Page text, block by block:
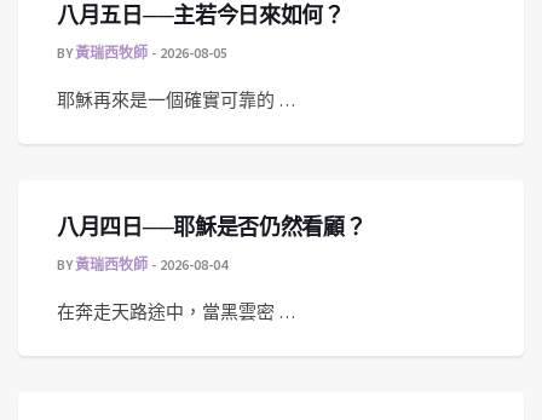
八月五日──主若今日來如何？
BY黃瑞西牧師 2026-08-05
耶穌再來是一個確實可靠的 …
八月四日──耶穌是否仍然看顧？
BY黃瑞西牧師 2026-08-04
在奔走天路途中，當黑雲密 …